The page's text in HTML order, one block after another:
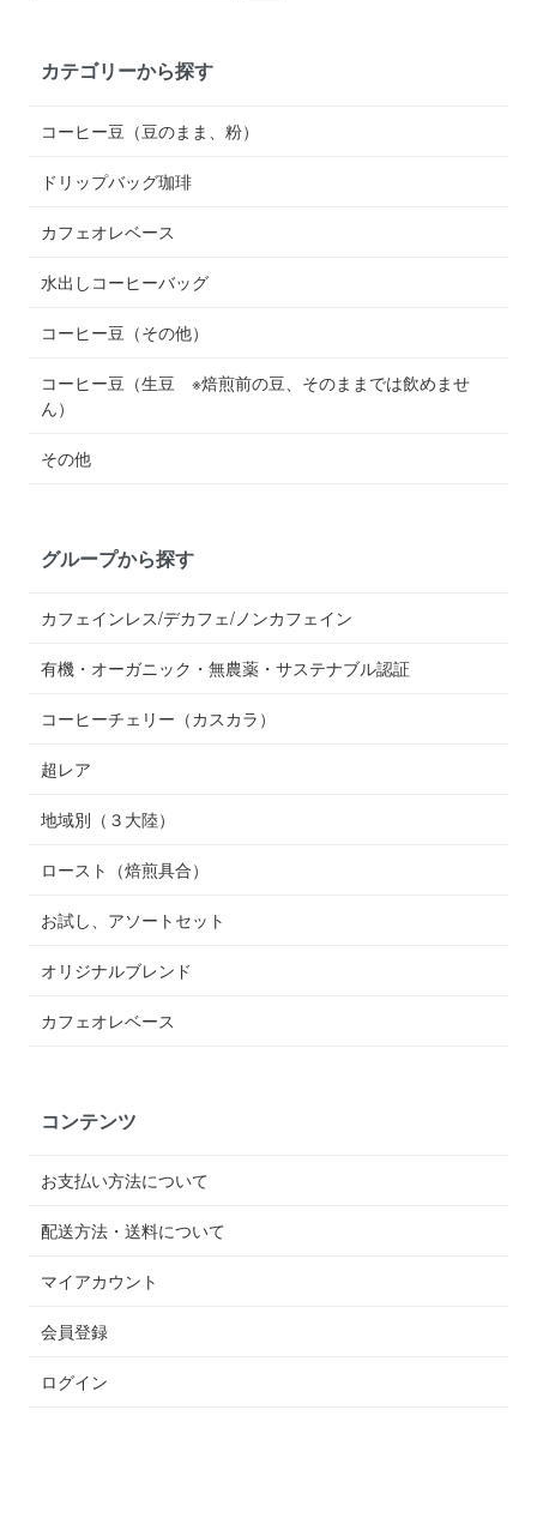
カテゴリーから探す
コーヒー豆（豆のまま、粉）
ドリップバッグ珈琲
カフェオレベース
水出しコーヒーバッグ
コーヒー豆（その他）
コーヒー豆（生豆 ※焙煎前の豆、そのままでは飲めませ
ん）
その他
グループから探す
カフェインレス/デカフェ/ノンカフェイン
有機・オーガニック・無農薬・サステナブル認証
コーヒーチェリー（カスカラ）
超レア
地域別（３大陸）
ロースト（焙煎具合）
お試し、アソートセット
オリジナルブレンド
カフェオレベース
コンテンツ
お支払い方法について
配送方法・送料について
マイアカウント
会員登録
ログイン